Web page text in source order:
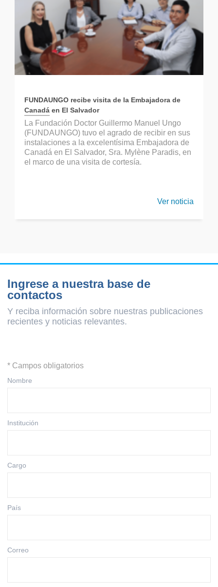
FUNDAUNGO recibe visita de la Embajadora de
Canadá en El Salvador
La Fundación Doctor Guillermo Manuel Ungo
(FUNDAUNGO) tuvo el agrado de recibir en sus
instalaciones a la excelentísima Embajadora de
Canadá en El Salvador, Sra. Mylène Paradis, en
el marco de una visita de cortesía.
Ver noticia
Ingrese a nuestra base de
contactos
Y reciba información sobre nuestras publicaciones
recientes y noticias relevantes.
* Campos obligatorios
Nombre
Institución
Cargo
País
Correo